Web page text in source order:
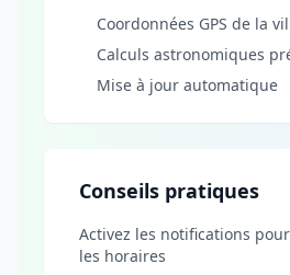
Coordonnées GPS de la
Calculs astronomiques
Mise à jour automatique
Conseils pratiques
Activez les notifications
les horaires